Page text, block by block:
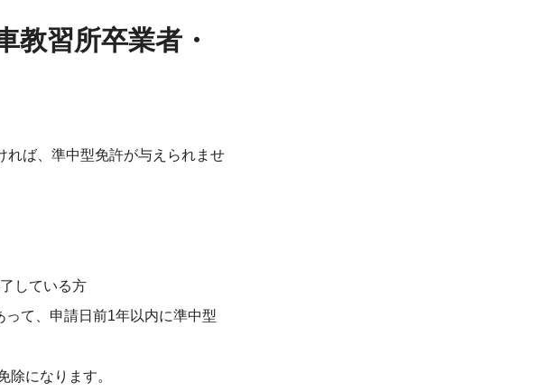
教習所卒業者・
れば、準中型免許が与えられませ
している方
て、申請日前1年以内に準中型
になります。